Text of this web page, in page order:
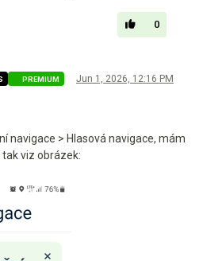
0
PREMIUM Jun 1, 2026, 12:16 PM
navigace > Hlasová navigace, mám
viz obrázek: